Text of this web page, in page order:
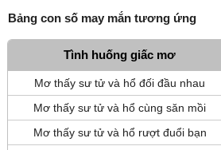
Bảng con số may mắn tương ứng
Tình huống giấc mơ
Mơ thấy sư tử và hổ đối đầu nhau
Mơ thấy sư tử và hổ cùng săn mồi
Mơ thấy sư tử và hổ rượt đuổi bạn